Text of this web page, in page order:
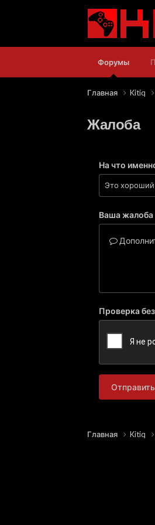
Форумы
Главная Kitiq
Жалоба
На что
Ваша жалоба
Проверка
Главная Kitiq